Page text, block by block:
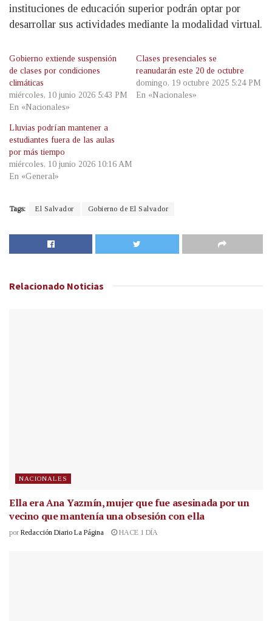
instituciones de educación superior podrán optar por
desarrollar sus actividades mediante la modalidad virtual.
Gobierno extiende suspensión
de clases por condiciones
climáticas
miércoles, 10 junio 2026 5:43 PM
En «Nacionales»
Clases presenciales se
reanudarán este 20 de octubre
domingo, 19 octubre 2025 5:24 PM
En «Nacionales»
Lluvias podrían mantener a
estudiantes fuera de las aulas
por más tiempo
miércoles, 10 junio 2026 10:16 AM
En «General»
Tags: El Salvador Gobierno de El Salvador
Relacionado Noticias
NACIONALES
Ella era Ana Yazmín, mujer que fue asesinada por un
vecino que mantenía una obsesión con ella
por Redacción Diario La Página HACE 1 DÍA